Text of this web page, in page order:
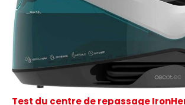
Test du centre de repassage